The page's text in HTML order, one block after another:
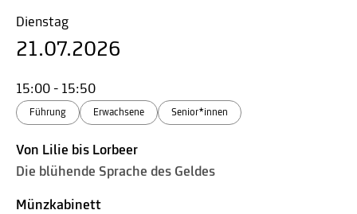
Dienstag
21.07.2026
15:00 - 15:50
Führung Erwachsene Senior*innen
Von Lilie bis Lorbeer
Die blühende Sprache des Geldes
Münzkabinett